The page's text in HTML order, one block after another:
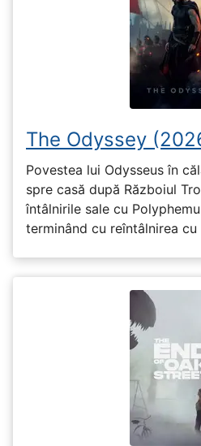
The Odyssey
Povestea lui Odysseus în
spre casă după Războiul
întâlnirile sale cu
terminând cu reîntâlnirea cu